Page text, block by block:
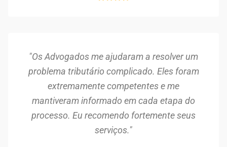
"Os Advogados me ajudaram a resolver um
problema tributário complicado. Eles foram
extremamente competentes e me
mantiveram informado em cada etapa do
processo. Eu recomendo fortemente seus
serviços."